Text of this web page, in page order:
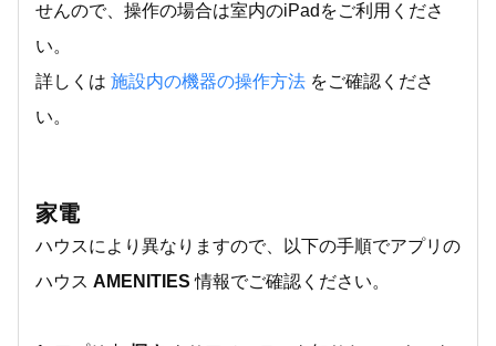
せんので、操作の場合は室内のiPadをご利用くださ
い。
詳しくは 施設内の機器の操作方法 をご確認くださ
い。
家電
ハウスにより異なりますので、以下の手順でアプリの
ハウス AMENITIES 情報でご確認ください。